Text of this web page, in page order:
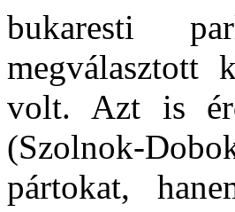
bukaresti
megválasztott
volt. Azt is
(Szolnok-
pártokat,